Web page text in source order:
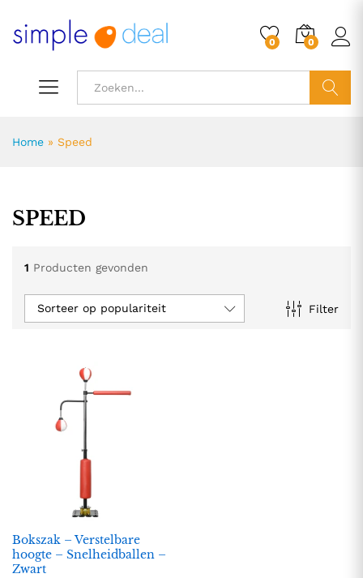
0 0
Home » Speed
SPEED
1 Producten gevonden
Filter
Sorteer op populariteit
Bokszak – Verstelbare
hoogte – Snelheidballen –
Zwart